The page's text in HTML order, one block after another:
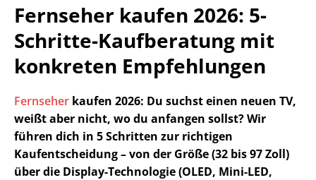
Fernseher kaufen 2026: 5-
Schritte-Kaufberatung mit
konkreten Empfehlungen
Fernseher kaufen 2026: Du suchst einen neuen TV,
weißt aber nicht, wo du anfangen sollst? Wir
führen dich in 5 Schritten zur richtigen
Kaufentscheidung – von der Größe (32 bis 97 Zoll)
über die Display-Technologie (OLED, Mini-LED,